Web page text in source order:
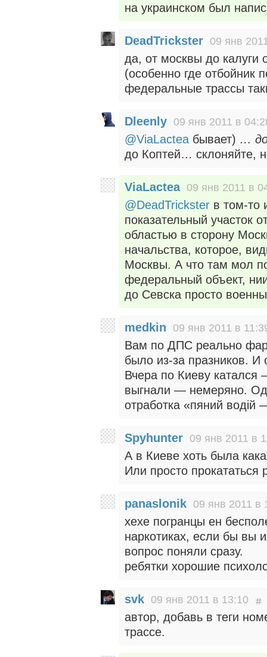
на украинском был
DeadTrickster 09 янв
да, от москвы до калуги
(особенно где отбойник
федеральные трассы
Dleenly 09 янв 2011 в
@ViaLactea бывает) …
до Коптей… склоняйте,
ViaLactea 09 янв 2011 в
@DeadTrickster в том-то
показательный участок
областью в сторону
начальства, которое,
Москвы. А что там мол
федеральный объект,
до Севска просто
medkin 09 янв 2011 в
Вам по ДПС реально
было из-за празников. И
Вчера по Киеву катался
выгнали — немеряно.
отработка «пяний водій
Spyhunter 09 янв 2011 в
А в Киеве хоть была
Или просто прокататься
panaslonik 09 янв 2011 в
хехе погранцы ен
наркотиках, если бы вы
вопрос поняли сразу.
ребятки хорошие
svk 09 янв 2011 в 13:10
автор, добавь в теги
трассе.